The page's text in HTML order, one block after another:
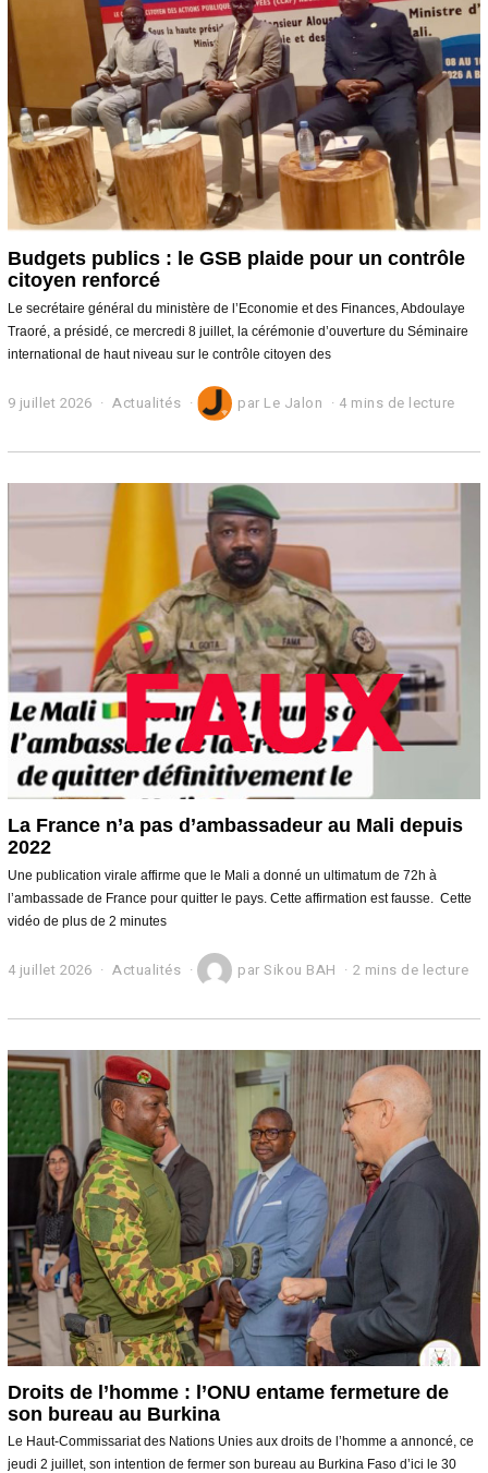
0
2
6
Budgets publics : le GSB plaide pour un contrôle
citoyen renforcé
Le secrétaire général du ministère de l’Economie et des Finances, Abdoulaye
Traoré, a présidé, ce mercredi 8 juillet, la cérémonie d’ouverture du Séminaire
international de haut niveau sur le contrôle citoyen des
9 juillet 2026 Actualités par Le Jalon 4 mins de lecture
La France n’a pas d’ambassadeur au Mali depuis
2022
Une publication virale affirme que le Mali a donné un ultimatum de 72h à
l’ambassade de France pour quitter le pays. Cette affirmation est fausse. Cette
vidéo de plus de 2 minutes
4 juillet 2026
l
e
0
2
6
Actualités parSikou BAH 2 mins de lecture
Droits de l’homme : l’ONU entame fermeture de
son bureau au Burkina
Le Haut-Commissariat des Nations Unies aux droits de l’homme a annoncé, ce
jeudi 2 juillet, son intention de fermer son bureau au Burkina Faso d’ici le 30